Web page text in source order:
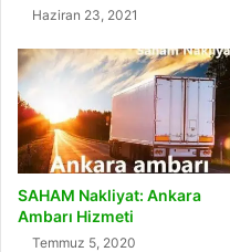
Haziran 23, 2021
SAHAM Nakliyat: Ankara
Ambarı Hizmeti
Temmuz 5, 2020